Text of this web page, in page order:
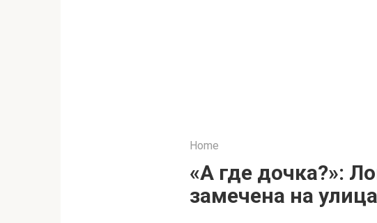
Home
«А где дочка?»:
замечена на